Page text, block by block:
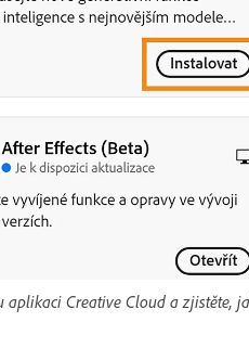
aplikaci Creative Cloud a zjistěte,